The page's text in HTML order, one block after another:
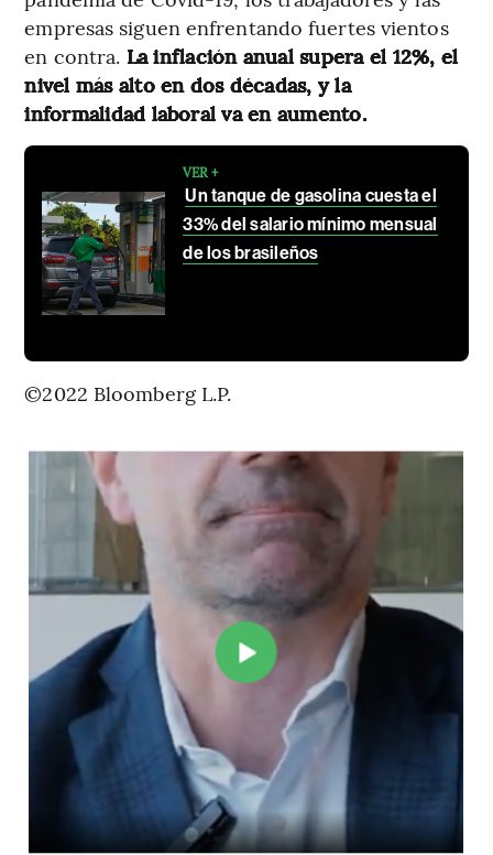
empresas siguen enfrentando fuertes vientos
en contra. La inflación anual supera el 12%, el
nivel más alto en dos décadas, y la
informalidad laboral va en aumento.
VER +
Un tanque de gasolina cuesta el
33% del salario mínimo mensual
de los brasileños
©2022 Bloomberg L.P.